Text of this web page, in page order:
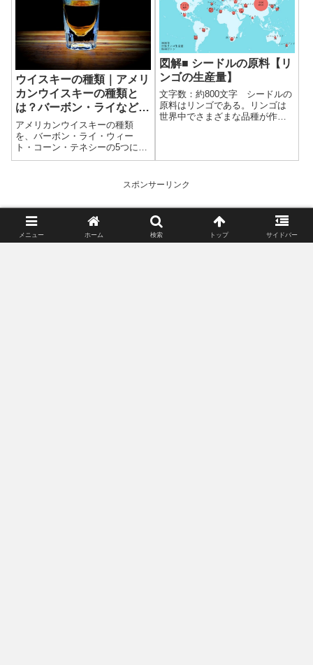
ウイスキーの種類｜アメリ
カンウイスキーの種類と
は？バーボン・ライなどの
違いと原料をわかりやすく
解説
アメリカンウイスキーの種類
を、バーボン・ライ・ウィー
ト・コーン・テネシーの5つに分
けてわかりやすく解説。原料の
理し、分類の全体像を基礎から
図解■ シードルの原料【リ
ンゴの生産量】
文字数：約800文字 シードルの
原料はリンゴである。リンゴは
世界中でさまざまな品種が作ら
みよう。●世界のリンゴ生産量
スポンサーリンク
メニュー ホーム 検索 トップ サイドバー